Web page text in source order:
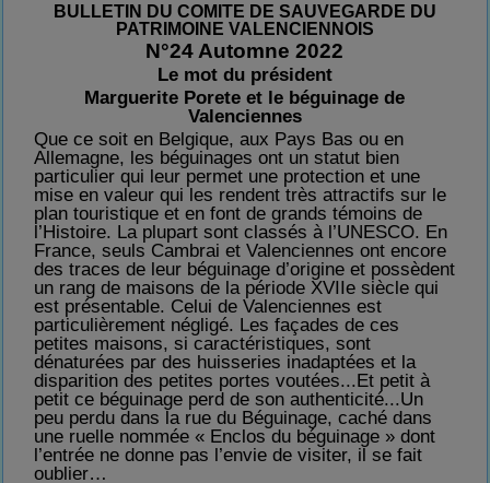
BULLETIN DU COMITE DE SAUVEGARDE DU
PATRIMOINE VALENCIENNOIS
N°24 Automne 2022
Le mot du président
Marguerite Porete et le béguinage de
Valenciennes
Que ce soit en Belgique, aux Pays Bas ou en
Allemagne, les béguinages ont un statut bien
particulier qui leur permet une protection et une
mise en valeur qui les rendent très attractifs sur le
plan touristique et en font de grands témoins de
l’Histoire. La plupart sont classés à l’UNESCO. En
France, seuls Cambrai et Valenciennes ont encore
des traces de leur béguinage d’origine et possèdent
un rang de maisons de la période XVIIe siècle qui
est présentable. Celui de Valenciennes est
particulièrement négligé. Les façades de ces
petites maisons, si caractéristiques, sont
dénaturées par des huisseries inadaptées et la
disparition des petites portesvoutées...Et petit à
petit ce béguinage perd de son authenticité...Un
peu perdu dans la rue du Béguinage, caché dans
une ruelle nommée « Enclos du béguinage » dont
l’entrée ne donne pas l’envie de visiter, il se fait
oublier…